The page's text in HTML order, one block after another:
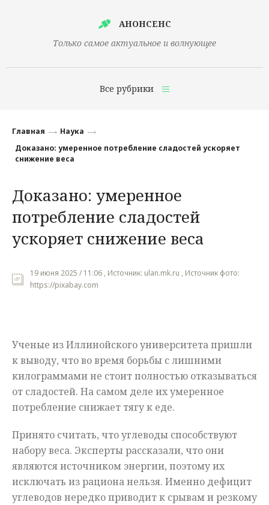
АНОНСЕНС
Только самое актуальное и волнующее
Все рубрики
Финансы
Наука
Культура
Общество
Мнения
Главная
Наука
Доказано: умеренное потребление сладостей ускоряет
снижение веса
Доказано: умеренное
потребление сладостей
ускоряет снижение веса
19 июня 2025 / 11:06 , Источник: ulan.mk.ru , Источник фото:
https://pixabay.com
Ученые из Иллинойского университета пришли
к выводу, что во время борьбы с лишними
килограммами не стоит полностью отказываться
от сладостей. На самом деле их умеренное
потребление снижает тягу к еде.
Принято считать, что углеводы способствуют
набору веса. Эксперты рассказали, что они
являются источником энергии, поэтому их
исключать из рациона нельзя. Именно дефицит
углеводов нередко приводит к срывам и резкому